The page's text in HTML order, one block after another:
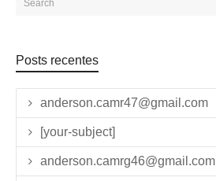
Posts recentes
anderson.camr47@gmail.com
[your-subject]
anderson.camrg46@gmail.com